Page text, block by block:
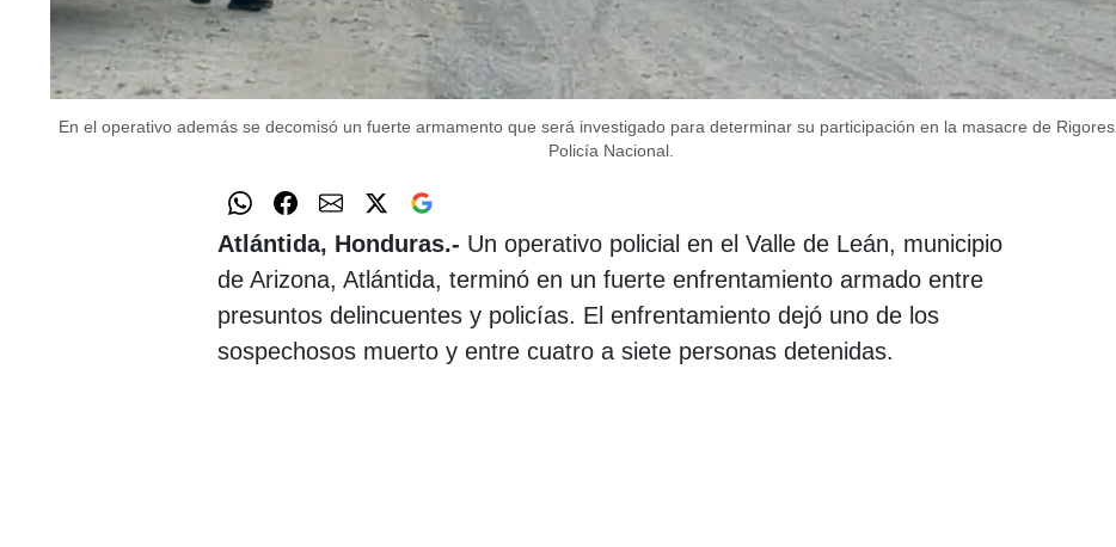
En el operativo además se decomisó un fuerte armamento que será investigado para determinar su participación en la masacre de Rigores.
Policía Nacional.
Atlántida, Honduras.- ​Un operativo policial en el Valle de Leán, municipio
de Arizona, Atlántida, terminó en un fuerte enfrentamiento armado entre
presuntos delincuentes y policías. El enfrentamiento dejó uno de los
sospechosos muerto y entre cuatro a siete personas detenidas.